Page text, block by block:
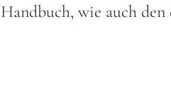
wie auch